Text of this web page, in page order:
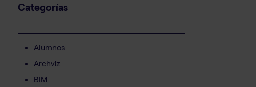
Categorías
Alumnos
Archviz
BIM